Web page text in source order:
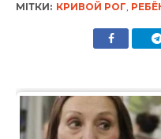
МІТКИ: КРИВОЙ РОГ,